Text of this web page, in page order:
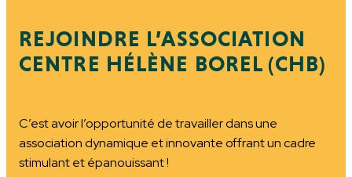
REJOINDRE L’ASSOCIATION
CENTRE HÉLÈNE BOREL (CHB)
C’est avoir l’opportunité de travailler dans une
association dynamique et innovante offrant un cadre
stimulant et épanouissant !